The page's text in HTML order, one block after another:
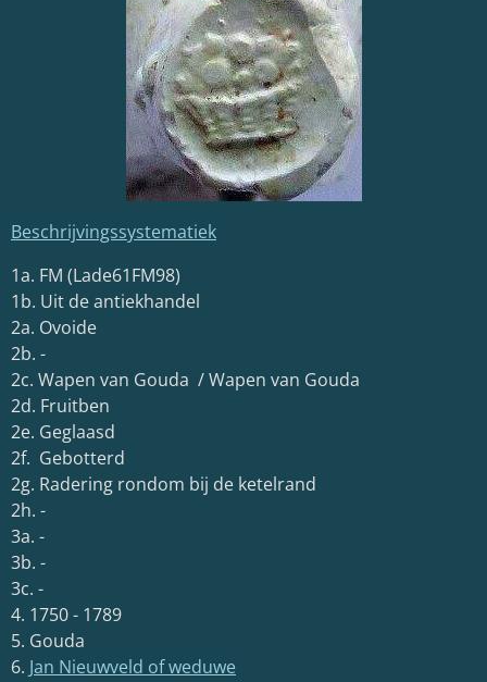
Beschrijvingssystematiek
1a. FM (Lade61FM98)
1b. Uit de antiekhandel
2a. Ovoide
2b. -
2c. Wapen van Gouda / Wapen van Gouda
2d. Fruitben
2e. Geglaasd
2f. Gebotterd
2g. Radering rondom bij de ketelrand
2h. -
3a. -
3b. -
3c. -
4. 1750 - 1789
5. Gouda
6. Jan Nieuwveld of weduwe